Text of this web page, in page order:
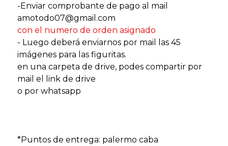
-Enviar comprobante de pago al mail
amotodo07@gmail.com
con el numero de orden asignado
- Luego deberá enviarnos por mail las 45
imágenes para las figuritas.
en una carpeta de drive, podes compartir por
mail el link de drive
o por whatsapp
*Puntos de entrega: palermo caba